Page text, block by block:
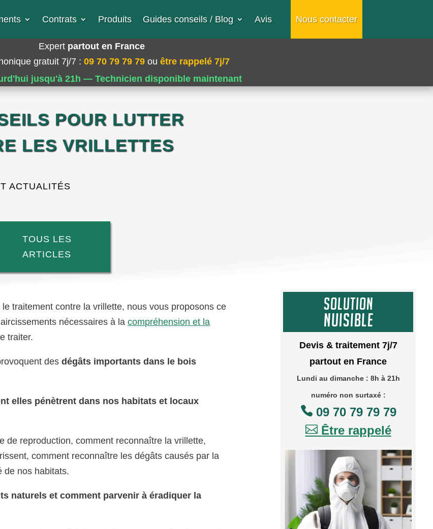
Contrats Produits Guides conseils / Blog Avis Nous contacter
Expert partout en France
gratuit 7j/7 : 09 70 79 79 79 ou être rappelé 7j/7
jusqu'à 21h — Technicien disponible maintenant
POUR LUTTER
LES VRILLETTES
ACTUALITÉS
TOUS LES
ARTICLES
traitement contre la vrillette, nous vous proposons ce
nécessaires à lacompréhension et la
traiter.
des dégâts importants dans le bois
elles pénètrent dans nos habitats et locaux
de reproduction, comment reconnaître la vrillette,
comment reconnaître les dégâts causés par la
de nos habitats.
naturels et comment parvenir à éradiquer la
Devis & traitement 7j/7
partout en France
Lundi au dimanche : 8h à 21h
numéro non surtaxé :
09 70 79 79 79
 Être rappelé